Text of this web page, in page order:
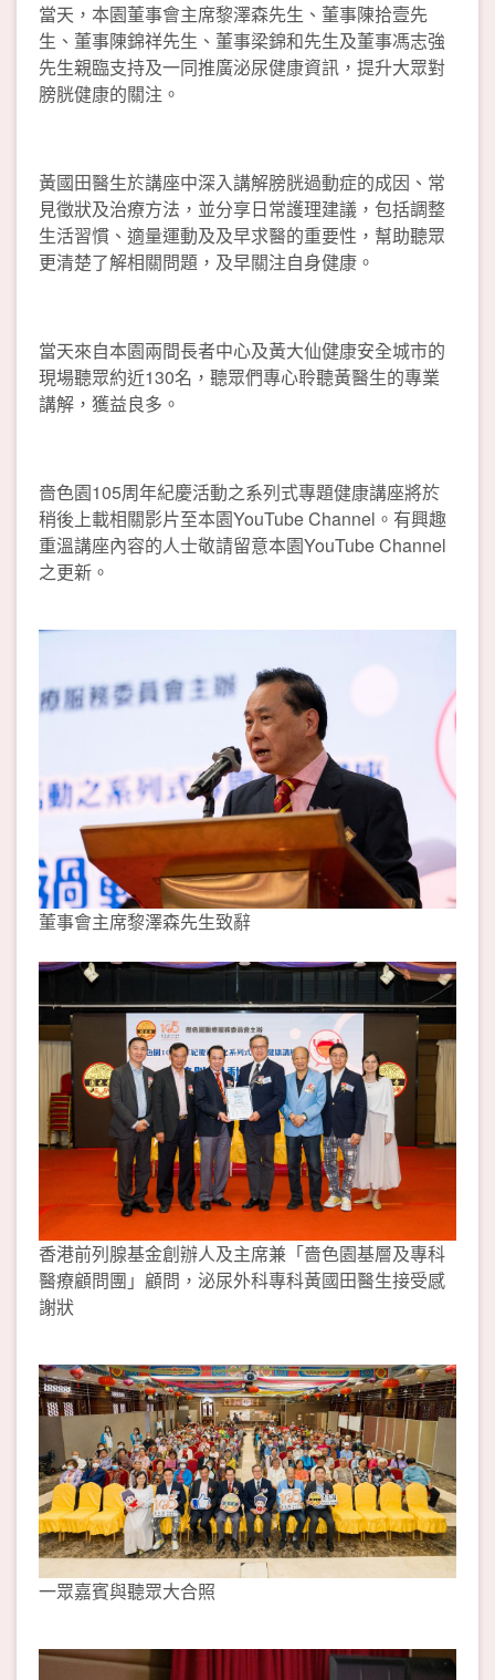
當天，本園董事會主席黎澤森先生、董事陳拾壹先
生、董事陳錦祥先生、董事梁錦和先生及董事馮志強
先生親臨支持及一同推廣泌尿健康資訊，提升大眾對
膀胱健康的關注。
黃國田醫生於講座中深入講解膀胱過動症的成因、常
見徵狀及治療方法，並分享日常護理建議，包括調整
生活習慣、適量運動及及早求醫的重要性，幫助聽眾
更清楚了解相關問題，及早關注自身健康。
當天來自本園兩間長者中心及黃大仙健康安全城市的
現場聽眾約近130名，聽眾們專心聆聽黃醫生的專業
講解，獲益良多。
嗇色園105周年紀慶活動之系列式專題健康講座將於
稍後上載相關影片至本園YouTube Channel。有興趣
重溫講座內容的人士敬請留意本園YouTube Channel
之更新。
董事會主席黎澤森先生致辭
香港前列腺基金創辦人及主席兼「嗇色園基層及專科
醫療顧問團」顧問，泌尿外科專科黃國田醫生接受感
謝狀
一眾嘉賓與聽眾大合照